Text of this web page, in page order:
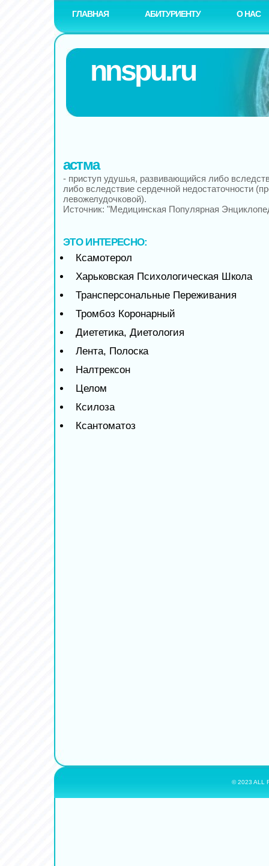
ГЛАВНАЯ АБИТУРИЕНТУ О НАС
nnspu.ru
астма
- приступ удушья, развивающийся либо
либо вследствие сердечной недостаточности
левожелудочковой).
Источник: "Медицинская Популярная
ЭТО ИНТЕРЕСНО:
Ксамотерол
Харьковская Психологическая Школа
Трансперсональные Переживания
Тромбоз Коронарный
Диететика, Диетология
Лента, Полоска
Налтрексон
Целом
Ксилоза
Ксантоматоз
© 2023 ALL